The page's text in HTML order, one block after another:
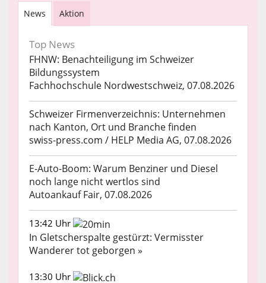
News Aktion
Top News
FHNW: Benachteiligung im Schweizer
Bildungssystem
Fachhochschule Nordwestschweiz, 07.08.2026
Schweizer Firmenverzeichnis: Unternehmen
nach Kanton, Ort und Branche finden
swiss-press.com / HELP Media AG, 07.08.2026
E-Auto-Boom: Warum Benziner und Diesel
noch lange nicht wertlos sind
Autoankauf Fair, 07.08.2026
13:42 Uhr
In Gletscherspalte gestürzt: Vermisster
Wanderer tot geborgen »
13:30 Uhr